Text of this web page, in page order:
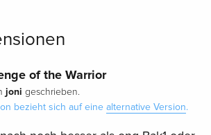
of the Warrior
joni geschrieben.
bezieht sich auf eine alternative Version.